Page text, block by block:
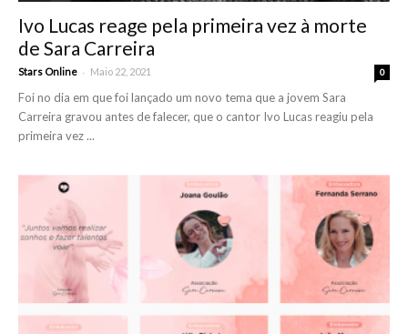
Ivo Lucas reage pela primeira vez à morte
de Sara Carreira
Stars Online - Maio 22, 2021 0
Foi no dia em que foi lançado um novo tema que a jovem Sara
Carreira gravou antes de falecer, que o cantor Ivo Lucas reagiu pela
primeira vez ...